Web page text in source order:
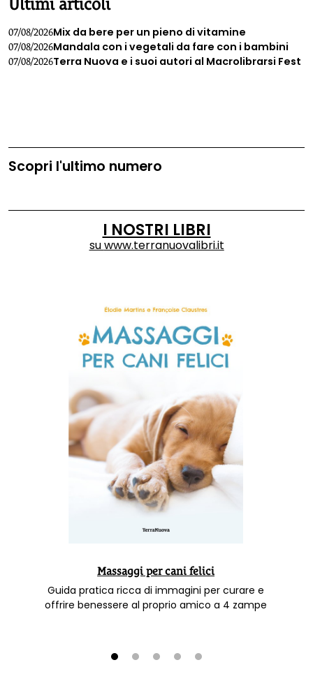
07/08/2026Mix da bere per un pieno di vitamine
07/08/2026Mandala con i vegetali da fare con i bambini
07/08/2026Terra Nuova e i suoi autori al Macrolibrarsi Fest
Scopri l'ultimo numero
I NOSTRI LIBRI
suwww.terranuovalibri.it
Massaggi per cani felici
Guida pratica ricca di immagini per curare e
offrire benessere al proprio amico a 4 zampe